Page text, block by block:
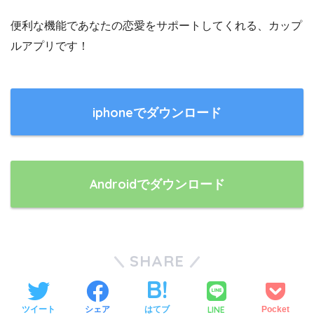
便利な機能であなたの恋愛をサポートしてくれる、カップ
ルアプリです！
iphoneでダウンロード
Androidでダウンロード
SHARE
ツイート シェア はてブ LINE Pocket